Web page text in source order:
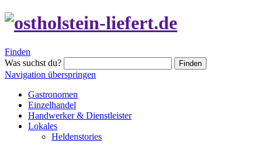
Finden
Was suchst du?
Finden
Navigation überspringen
Gastronomen
Einzelhandel
Handwerker & Dienstleister
Lokales
Heldenstories